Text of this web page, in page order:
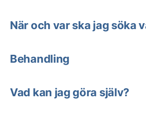
När och var ska jag söka
Behandling
Vad kan jag göra själv?